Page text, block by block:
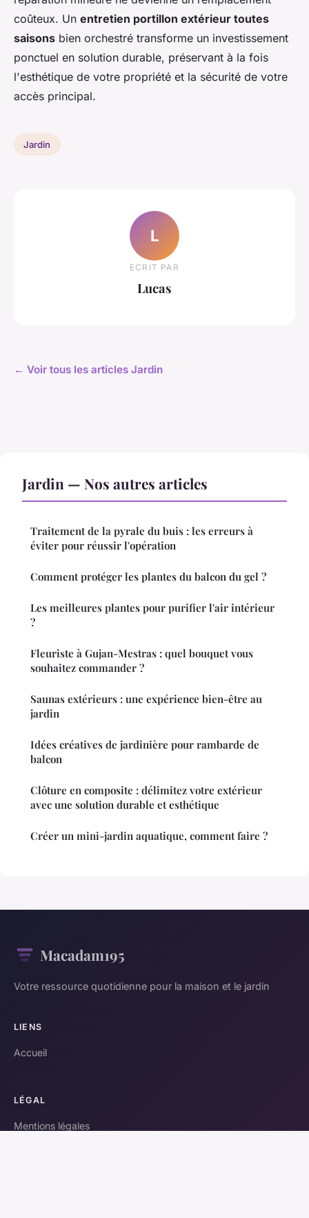
coûteux. Un entretien portillon extérieur toutes
saisons bien orchestré transforme un investissement
ponctuel en solution durable, préservant à la fois
l'esthétique de votre propriété et la sécurité de votre
accès principal.
Jardin
L
ECRIT PAR
Lucas
← Voir tous les articles Jardin
Jardin — Nos autres articles
Traitement de la pyrale du buis : les erreurs à
éviter pour réussir l'opération
Comment protéger les plantes du balcon du gel ?
Les meilleures plantes pour purifier l'air intérieur
?
Fleuriste à Gujan-Mestras : quel bouquet vous
souhaitez commander ?
Saunas extérieurs : une expérience bien-être au
jardin
Idées créatives de jardinière pour rambarde de
balcon
Clôture en composite : délimitez votre extérieur
avec une solution durable et esthétique
Créer un mini-jardin aquatique, comment faire ?
Macadam195
Votre ressource quotidienne pour la maison et le jardin
LIENS
Accueil
LÉGAL
Mentions légales